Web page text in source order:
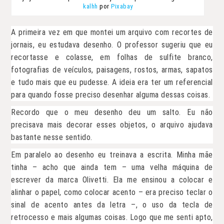
kalhh porPixabay
A primeira vez em que montei um arquivo com recortes de
jornais, eu estudava desenho. O professor sugeriu que eu
recortasse e colasse, em folhas de sulfite branco,
fotografias de veículos, paisagens, rostos, armas, sapatos
e tudo mais que eu pudesse. A ideia era ter um referencial
para quando fosse preciso desenhar alguma dessas coisas.
Recordo que o meu desenho deu um salto. Eu não
precisava mais decorar esses objetos, o arquivo ajudava
bastante nesse sentido.
Em paralelo ao desenho eu treinava a escrita. Minha mãe
tinha – acho que ainda tem – uma velha máquina de
escrever da marca Olivetti. Ela me ensinou a colocar e
alinhar o papel, como colocar acento – era preciso teclar o
sinal de acento antes da letra –, o uso da tecla de
retrocesso e mais algumas coisas. Logo que me senti apto,